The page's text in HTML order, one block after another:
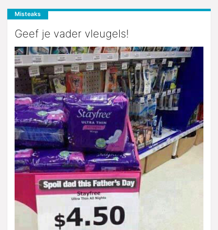
Misteaks
Geef je vader vleugels!